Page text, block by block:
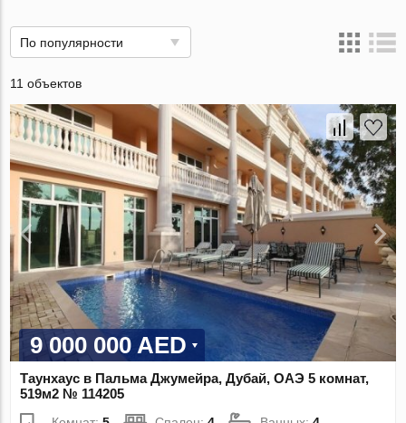
По популярности
11 объектов
9 000 000 AED
Таунхаус в Пальма Джумейра, Дубай, ОАЭ 5 комнат,
519м2 № 114205